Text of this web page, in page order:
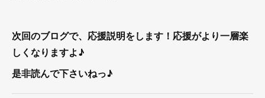
次回のブログで、応援説明をします！応援がより一層楽
しくなりますよ♪
是非読んで下さいねっ♪